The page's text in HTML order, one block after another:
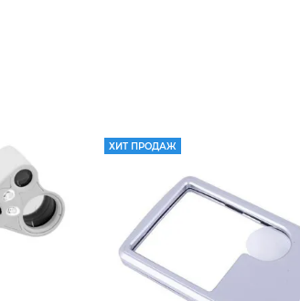
ХИТ ПРОДАЖ